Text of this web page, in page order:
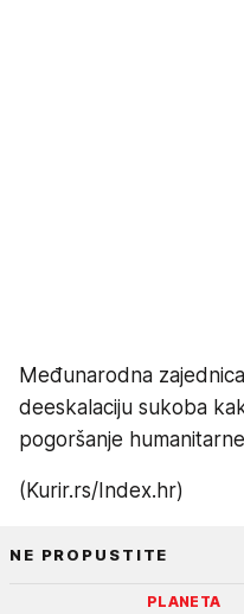
Međunarodna
deeskalaciju sukoba
pogoršanje
(Kurir.rs/Index.hr)
NE PROPUSTITE
PLANETA